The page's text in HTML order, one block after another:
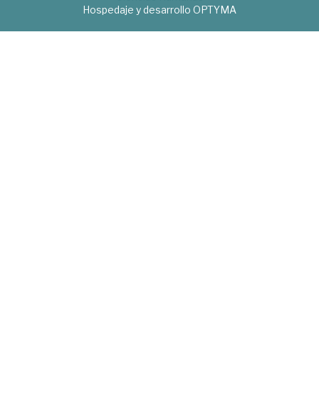
Hospedaje y desarrollo OPTYMA